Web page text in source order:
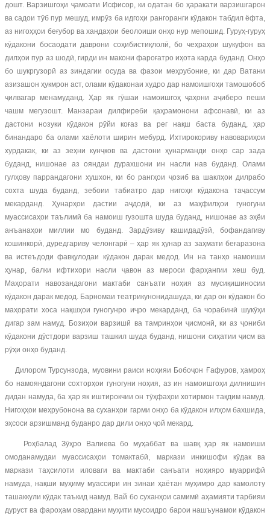
дошт. Варзишгоҳи ҷамоати Исфисор, ки одатан бо ҳаракати варзишгарон
ва садои тӯб пур мешуд, имрӯз ба идгоҳи рангоранги кӯдакон табдил ёфта,
аз нигоҳҳои беғубор ва хандаҳои беолоиши онҳо нур мепошид. Гуруҳ-гуруҳ
кӯдакони босаодати даврони соҳибистиқлолӣ, бо чеҳраҳои шукуфон ва
дилҳои пур аз шодӣ, гирди ин макони фароғатро иҳота карда буданд. Онҳо
бо шукргузорӣ аз зиндагии осуда ва фазои меҳрубоние, ки дар Ватани
азизашон ҳукмрон аст, олами кӯдаконаи худро дар намоишгоҳи тамошобоб
ҷилвагар менамуданд. Ҳар як гӯшаи намоишгоҳ ҷаҳони аҷиберо пеши
чашм мегузошт. Манзараи дилфиреби қаҳрамонони афсонавӣ, ки аз
дастони нозуки кӯдакон рӯйи коғаз ва рег нақш баста буданд, ҳар
бинандаро ба олами хаёлоти ширин мебурд. Ихтирокориву навовариҳои
хурдакак, ки аз зеҳни кунҷков ва дастони ҳунарманди онҳо сар зада
буданд, нишонае аз ояндаи дурахшони ин насли нав буданд. Олами
гулҳову паррандагони хушхон, ки бо рангҳои ҷозиб ва шаклҳои дилрабо
сохта шуда буданд, зебоии табиатро дар нигоҳи кӯдакона таҷассум
мекарданд. Ҳунарҳои дастии аҷдодӣ, ки аз маҳфилҳои гуногуни
муассисаҳои таълимӣ ба намоиш гузошта шуда буданд, нишонае аз эҳёи
анъанаҳои миллии мо буданд. Зардӯзиву кашидадӯзӣ, бофандагиву
кошинкорӣ, дуредгариву челонгарӣ – ҳар як ҳунар аз заҳмати беғаразона
ва истеъдоди фавқулодаи кӯдакон дарак медод. Ин на танҳо намоиши
ҳунар, балки ифтихори насли ҷавон аз мероси фарҳангии хеш буд.
Маҳорати навозандагони мактаби санъати ноҳия аз мусиқишиносии
кӯдакон дарак медод. Барномаи театрикунонидашуда, ки дар он кӯдакон бо
маҳорати хоса нақшҳои гуногунро иҷро мекарданд, ба чорабинӣ шукӯҳи
дигар зам намуд. Бозиҳои варзишӣ ва тамринҳои ҷисмонӣ, ки аз ҷониби
кӯдакони дӯстдори варзиш ташкил шуда буданд, нишони сиҳатии ҷисм ва
рӯҳи онҳо буданд.
Дилором Турсунзода, муовини раиси ноҳияи Бобоҷон Ғафуров, ҳамроҳ
бо намояндагони сохторҳои гуногуни ноҳия, аз ин намоишгоҳи дилнишин
дидан намуда, ба ҳар як иштирокчии он тӯҳфаҳои хотирмон тақдим намуд.
Нигоҳҳои меҳрубонона ва суханҳои гарми онҳо ба кӯдакон илҳом бахшида,
эҳсоси арзишманд буданро дар дили онҳо ҷой мекард.
Роҳбалад Зӯҳро Валиева бо муҳаббат ва шавқ ҳар як намоиши
омоданамудаи муассисаҳои томактабӣ, маркази инкишофи кӯдак ва
маркази таҳсилоти иловаги ва мактаби санъати ноҳияро муаррифӣ
намуда, нақши муҳиму муассири ин зинаи ҳаётан муҳимро дар камолоту
ташаккули кӯдак таъкид намуд. Вай бо суханҳои самимӣ аҳамияти тарбияи
дуруст ва фароҳам овардани муҳити мусоидро барои нашъунамои кӯдакон